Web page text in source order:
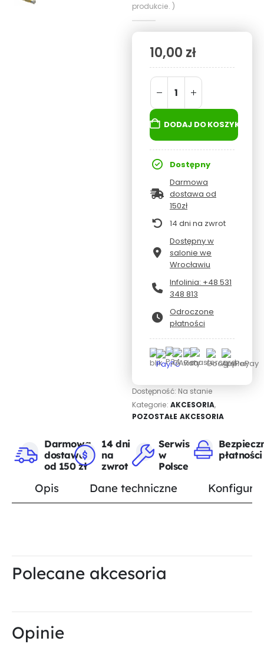
produkcie. )
10,00 zł
DODAJ DO KOSZYKA
Dostępny
Darmowa
dostawa od
150zł
14 dni na zwrot
Dostępny w
salonie we
Wrocławiu
Infolinia: +48 531
348 813
Odroczone
płatności
Dostępność: Na stanie
Kategorie: AKCESORIA,
POZOSTAŁE AKCESORIA
Darmowa
dostawa
od 150 zł
14 dni
na
zwrot
Serwis
w
Polsce
płatności
Opis Dane techniczne
Polecane akcesoria
Opinie